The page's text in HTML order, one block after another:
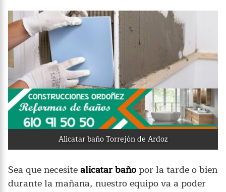
Alicatar baño Torrejón de Ardoz
Sea que necesitealicatar baño por la tarde o bien
durante la mañana, nuestro equipo va a poder